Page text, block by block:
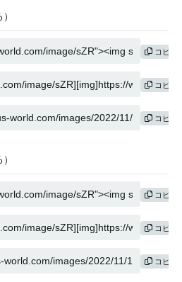
コピー
コピー
コピー
コピー
コピー
コピー